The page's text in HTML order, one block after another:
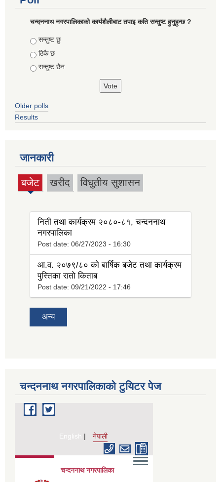
चन्दननाथ नगरपालिकाको कार्यशैलीबाट तपाइ कति सन्तुष्ट हुनुहुन्छ ?
Choices
सन्तुष्ट छु
ठिकै छ
सन्तुष्ट छैन
Older polls
Results
जानकारी
बजेट
(active
खरीद विधुतीय सुशासन
निती तथा कार्यक्रम २०८०-८१, चन्दननाथ
नगरपालिका
Post date: 06/27/2023 - 16:30
आ.व. २०७९/८० को बार्षिक बजेट तथा कार्यक्रम
पुस्तिका रातो किताब
Post date: 09/21/2022 - 17:46
अन्य
चन्दननाथ नगरपालिकाको टुयिटर पेज